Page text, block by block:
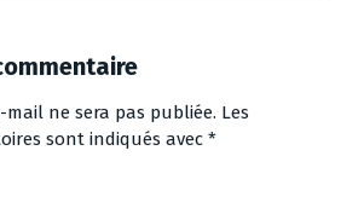
mail ne sera pas publiée. Les
sont indiqués avec *